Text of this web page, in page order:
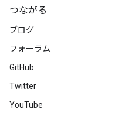
つながる
ブログ
フォーラム
GitHub
Twitter
YouTube